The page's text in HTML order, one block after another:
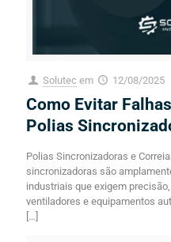
Solutec em 12/08/2025
Como Evitar
Polias
Polias Sincronizadoras e
sincronizadoras são
industriais que exigem
ventiladores e equipamentos
[…]